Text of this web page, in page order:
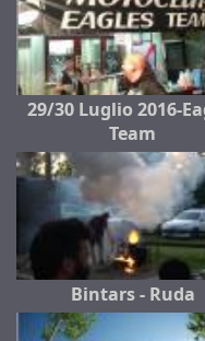
29/30 Luglio 2016-
Team
Bintars - Ruda